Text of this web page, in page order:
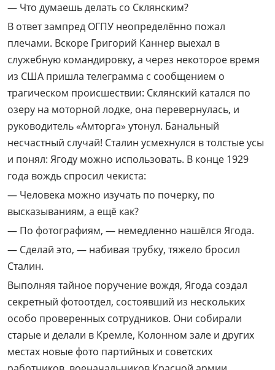
— Что думаешь делать со Склянским?
В ответ зампред ОГПУ неопределённо пожал
плечами. Вскоре Григорий Каннер выехал в
служебную командировку, а через некоторое время
из США пришла телеграмма с сообщением о
трагическом происшествии: Склянский катался по
озеру на моторной лодке, она перевернулась, и
руководитель «Амторга» утонул. Банальный
несчастный случай! Сталин усмехнулся в толстые усы
и понял: Ягоду можно использовать. В конце 1929
года вождь спросил чекиста:
— Человека можно изучать по почерку, по
высказываниям, а ещё как?
— По фотографиям, — немедленно нашёлся Ягода.
— Сделай это, — набивая трубку, тяжело бросил
Сталин.
Выполняя тайное поручение вождя, Ягода создал
секретный фотоотдел, состоявший из нескольких
особо проверенных сотрудников. Они собирали
старые и делали в Кремле, Колонном зале и других
местах новые фото партийных и советских